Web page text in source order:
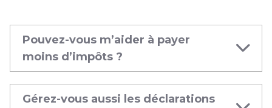
Pouvez-vous m’aider à payer
moins d’impôts ?
Gérez-vous aussi les déclarations